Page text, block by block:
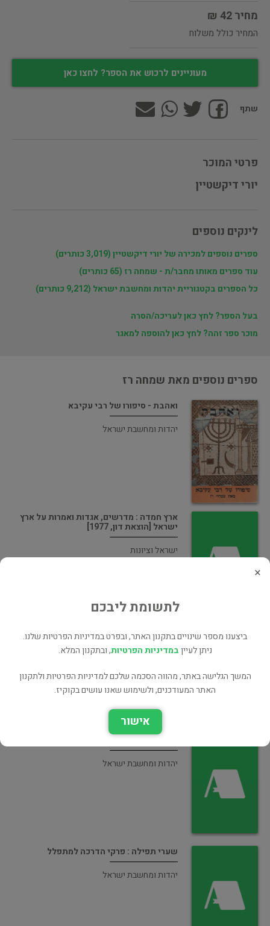
מחיר 42 ₪
המחיר כולל משלוח
מעוניינים לרכוש את הספר? לחצו כאן
שתף
פרטי המוכר
יורי דיקשטיין
לינקים נוספים
ספרים נוספים למכירה של יורי דיקשטיין (3,019 כותרים)
עוד ספרים מאותו מחבר/ת - שמחה רז (65 כותרים)
כל הספרים בקטגוריית יהדות ומחשבת ישראל (9,212 כותרים)
בעל הספר? לחץ כאן לעריכה/הסרה
מוכר ספר זהה? לחץ כאן להוספה למאגר
ספרים נוספים מאת שמחה רז
ואהבת - סיפורו של רבי עקיבא
יהדות ומחשבת ישראל
ארץ חמדה : מדרשים, אגדות ואמרות על ארץ
ישראל [הוצאת דון, 1977]
ישראל וציונות
ומנהגים
גשר צר מאוד : אמרות רבי נחמן מברסלב
יהדות ומחשבת ישראל
שערי תפילה : פרקי הדרכה למתפלל
יהדות ומחשבת ישראל
×
לתשומת ליבכם
ביצענו מספר שינויים בתקנון האתר, ובפרט במדיניות הפרטיות שלנו.
ניתן לעייןבמדיניות הפרטיות, ובתקנון המלא.
המשך הגלישה באתר, מהווה הסכמה שלכם למדיניות הפרטיות ולתקנון
האתר המעודכנים, ולשימוש שאנו עושים בקוקיז.
אישור